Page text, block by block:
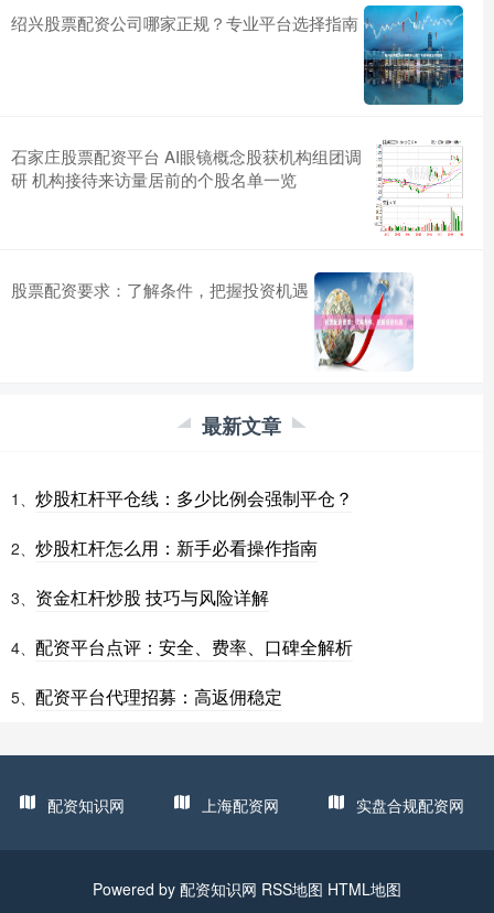
绍兴股票配资公司哪家正规？专业平台选择指南
石家庄股票配资平台 AI眼镜概念股获机构组团调
研 机构接待来访量居前的个股名单一览
股票配资要求：了解条件，把握投资机遇
最新文章
1、 炒股杠杆平仓线：多少比例会强制平仓？
2、 炒股杠杆怎么用：新手必看操作指南
3、 资金杠杆炒股 技巧与风险详解
4、 配资平台点评：安全、费率、口碑全解析
5、 配资平台代理招募：高返佣稳定
配资知识网 上海配资网 实盘合规配资网
Powered by 配资知识网 RSS地图 HTML地图